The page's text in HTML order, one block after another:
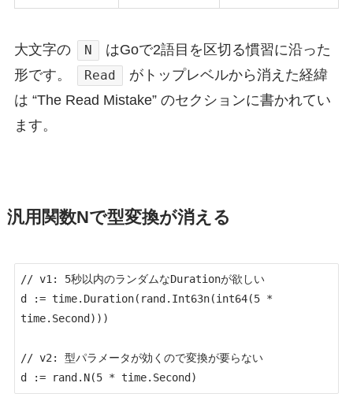
大文字の N
はGoで2語目を区切る慣習に沿った
形です。
Read
がトップレベルから消えた経緯
は “The Read Mistake” のセクションに書かれてい
ます。
汎用関数Nで型変換が消える
// v1: 5秒以内のランダムなDurationが欲しい
d := time.Duration(rand.Int63n(int64(5 *
time.Second)))
// v2: 型パラメータが効くので変換が要らない
d := rand.N(5 * time.Second)